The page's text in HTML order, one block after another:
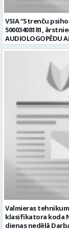
• veselības
mēnešiem. Pretendenti aicināti pieteikties līdz 2026. gada 18.
augustam, nosūtot
gadījumā lūdzam
slimnīca” personāla
Pieteikuma
nodrošinātu šīs
pārzinis ir VSIA
kontaktinformācija:
-4730, e-pasts:
personas datu
veids: Laika darba
Strenči, Valmieras
Veselības aprūpe
līdz: 2026-08-18
VSIA “Strenču
50003408181,
audiologopēdu
iespēju vienoties
tiek slēgts uz nenoteiktu laiku. Darba
pēc vienošanās:
audiologopēdisko
traucējumus; •
terapijas plānus,
sasniedzamos
nepieciešams,
pierādījumos
regulāri novērtēt
pielāgojot
citiem
ieteikumus
piedalīties
audiologopēdijas
rehabilitācijas
iesaistītajiem
ietvaros veikt
Valmieras tehnikums aicina darbā FIZIKAS SKOLOTĀJU
klasifikatora koda Nr.2320 01) Piedāvājam:
dienas nedēļā